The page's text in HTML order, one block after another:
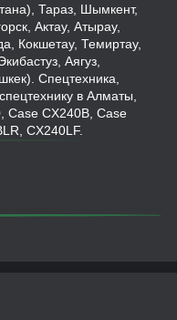
Тараз, Шымкент,
Актау, Атырау,
Кокшетау, Темиртау,
Аягуз,
Спецтехника,
в Алматы,
Case CX240B, Case
CX240LF.